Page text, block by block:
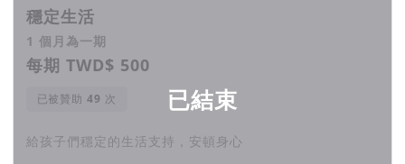
已結束
穩定生活
1 個月為一期
每期 TWD$ 500
已被贊助 次
給孩子們穩定的生活支持，安頓身心